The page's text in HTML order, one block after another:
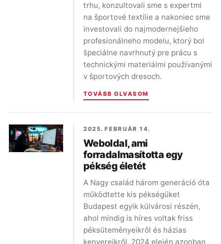
trhu, konzultovali sme s expertmi
na športové textílie a nakoniec sme
investovali do najmodernejšieho
profesionálneho modelu, ktorý bol
špeciálne navrhnutý pre prácu s
technickými materiálmi používanými
v športových dresoch.
TOVÁBB OLVASOM
2025. FEBRUÁR 14.
Weboldal, ami
forradalmasította egy
pékség életét
A Nagy család három generáció óta
működtette kis pékségüket
Budapest egyik külvárosi részén,
ahol mindig is híres voltak friss
péksüteményeikről és házias
kenyereikről. 2024 elején azonban